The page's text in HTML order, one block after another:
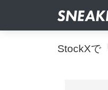
StockXで